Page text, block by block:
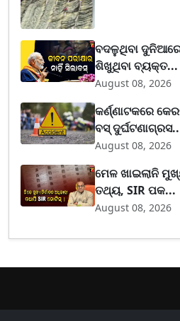
ବଦଳୁଥିବା
ଶିଖୁଥିବା ବ୍ୟକ୍ତ...
August 08, 2026
କର୍ଣ୍ଣାଟକରେ
ବସ୍
August 08, 2026
ମେଳ ଖାଇଲାନି
ତଥ୍ୟ, SIR ପକ...
August 08, 2026